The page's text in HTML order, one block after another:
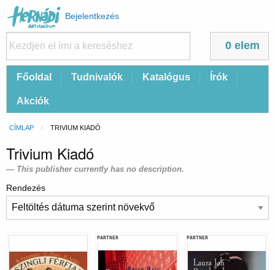
Felhasználói
fiók
menüje
Bejelentkezés
0 elem
FőFőoldal Tudnivalók Katalógus Írók
Akciók
Morzsa
CÍMLAP CURRENT:
TRIVIUM KIADÓ
Trivium Kiadó
This publisher currently has no description.
Rendezés
PARTNER PARTNER